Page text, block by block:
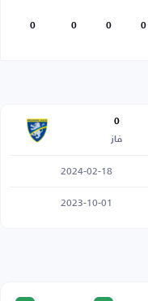
0
0
0
0
0
فاز
2024-02-18
2023-10-01